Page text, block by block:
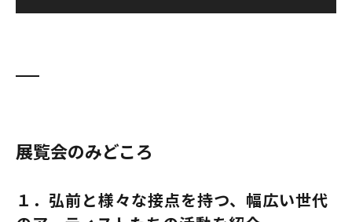
展覧会のみどころ
１．弘前と様々な接点を持つ、幅広い世代